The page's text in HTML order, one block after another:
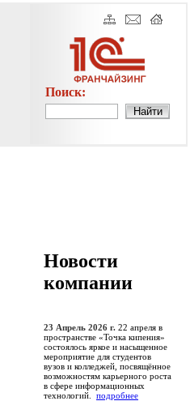
Поиск:
Новости
компании
23 Апрель 2026 г. 22 апреля в
пространстве «Точка кипения»
состоялось яркое и насыщенное
мероприятие для студентов
вузов и колледжей, посвящённое
возможностям карьерного роста
в сфере информационных
технологий. подробнее